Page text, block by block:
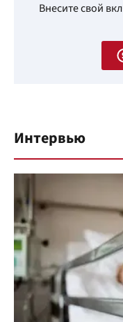
Внесите свой
Интервью